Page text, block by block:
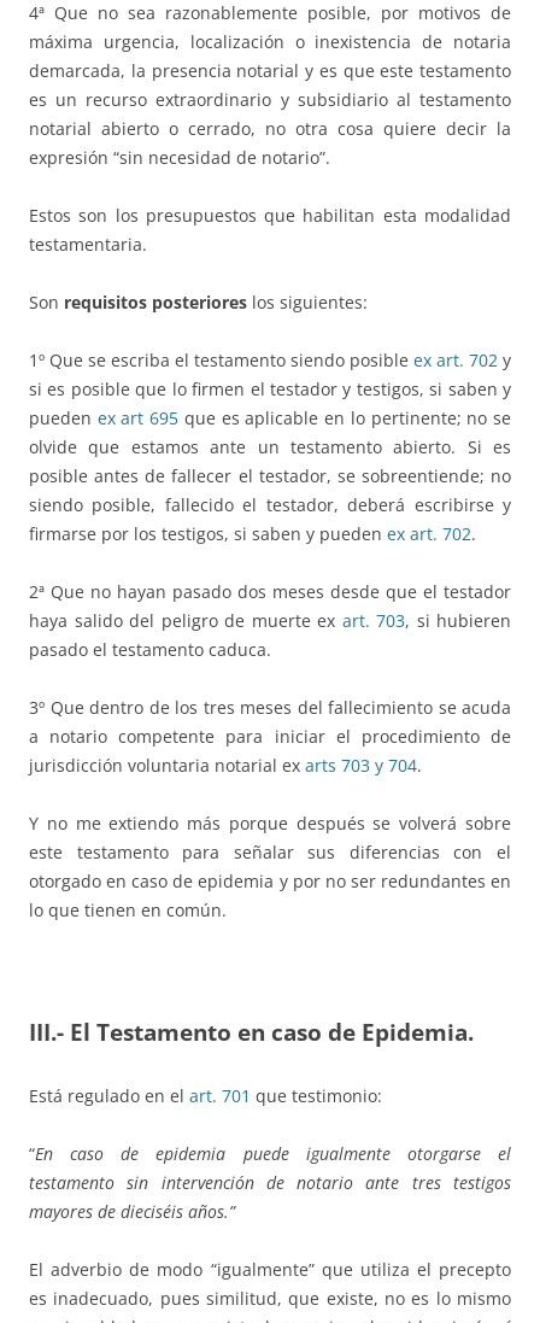
4ª Que no sea razonablemente posible, por motivos de
máxima urgencia, localización o inexistencia de notaria
demarcada, la presencia notarial y es que este testamento
es un recurso extraordinario y subsidiario al testamento
notarial abierto o cerrado, no otra cosa quiere decir la
expresión “sin necesidad de notario”.
Estos son los presupuestos que habilitan esta modalidad
testamentaria.
Son requisitos posteriores los siguientes:
1º Que se escriba el testamento siendo posible ex art. 702 y
si es posible que lo firmen el testador y testigos, si saben y
pueden ex art 695 que es aplicable en lo pertinente; no se
olvide que estamos ante un testamento abierto. Si es
posible antes de fallecer el testador, se sobreentiende; no
siendo posible, fallecido el testador, deberá escribirse y
firmarse por los testigos, si saben y pueden ex art. 702.
2ª Que no hayan pasado dos meses desde que el testador
haya salido del peligro de muerte ex art. 703, si hubieren
pasado el testamento caduca.
3º Que dentro de los tres meses del fallecimiento se acuda
a notario competente para iniciar el procedimiento de
jurisdicción voluntaria notarial ex arts 703 y 704.
Y no me extiendo más porque después se volverá sobre
este testamento para señalar sus diferencias con el
otorgado en caso de epidemia y por no ser redundantes en
lo que tienen en común.
III.- El Testamento en caso de Epidemia.
Está regulado en el art. 701 que testimonio:
“En caso de epidemia puede igualmente otorgarse el
testamento sin intervención de notario ante tres testigos
mayores de dieciséis años.”
El adverbio de modo “igualmente” que utiliza el precepto
es inadecuado, pues similitud, que existe, no es lo mismo